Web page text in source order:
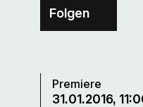
Folgen
Premiere
31.01.2016,